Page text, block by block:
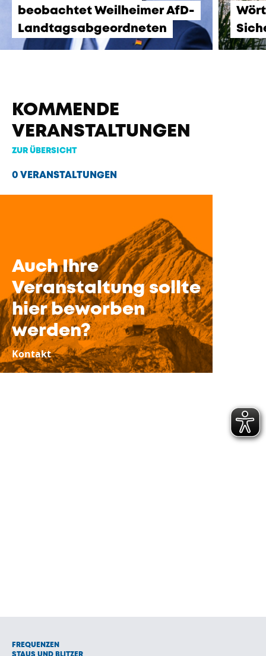
beobachtet Weilheimer AfD-
Landtagsabgeordneten
KOMMENDE
VERANSTALTUNGEN
ZUR ÜBERSICHT
0 VERANSTALTUNGEN
Auch Ihre
Veranstaltung sollte
hier beworben
werden?
Kontakt
FREQUENZEN
STAUS UND BLITZER